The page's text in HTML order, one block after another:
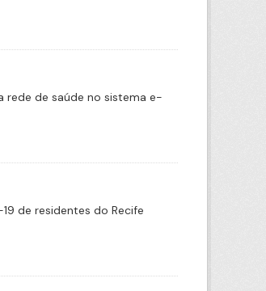
rede de saúde no sistema e-
de residentes do Recife